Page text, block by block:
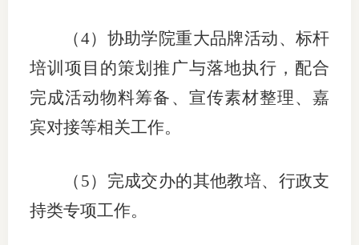
（4）协助学院重大品牌活动、标杆
培训项目的策划推广与落地执行，配合
完成活动物料筹备、宣传素材整理、嘉
宾对接等相关工作。
（ 5）完成交办的其他教培、行政支
持类专项工作。